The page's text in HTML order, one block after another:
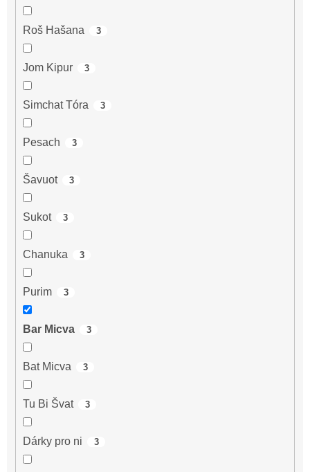
Roš Hašana 3
Jom Kipur 3
Simchat Tóra 3
Pesach 3
Šavuot 3
Sukot 3
Chanuka 3
Purim 3
Bar Micva 3
Bat Micva 3
Tu Bi Švat 3
Dárky pro ni 3